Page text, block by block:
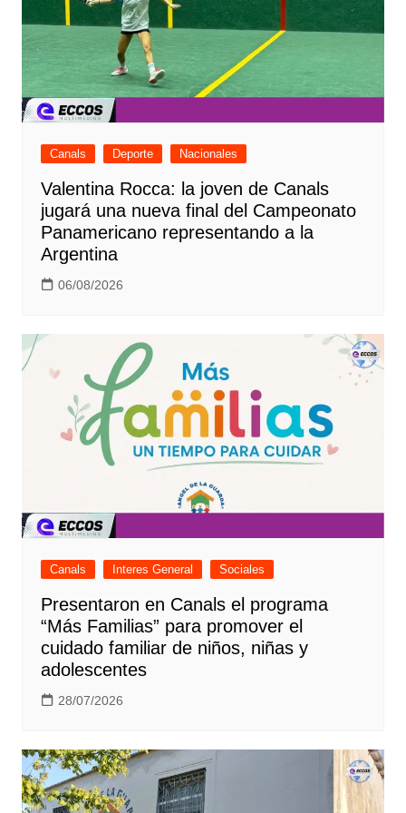
Canals Deporte Nacionales
Valentina Rocca: la joven de Canals
jugará una nueva final del Campeonato
Panamericano representando a la
Argentina
06/08/2026
Canals Interes General Sociales
Presentaron en Canals el programa
“Más Familias” para promover el
cuidado familiar de niños, niñas y
adolescentes
28/07/2026